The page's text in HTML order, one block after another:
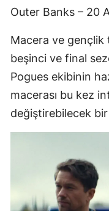
Outer Banks – 20
Macera ve gençlik
beşinci ve final
Pogues ekibinin
macerası bu kez
değiştirebilecek